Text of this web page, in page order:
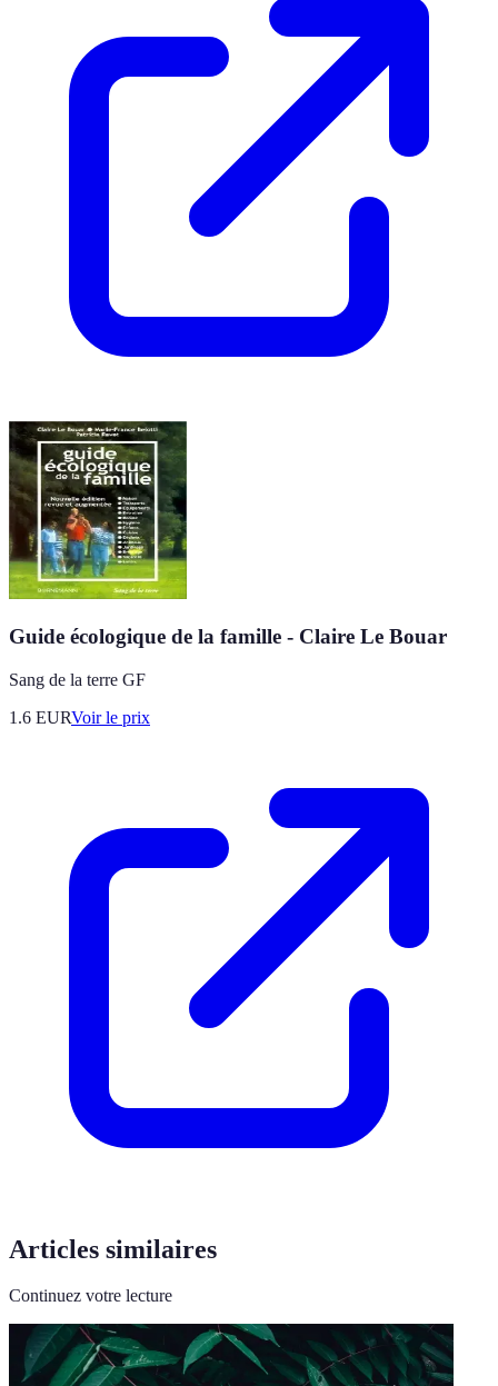
Guide écologique de la famille - Claire Le Bouar
Sang de la terre GF
1.6 EURVoir le prix
Articles similaires
Continuez votre lecture